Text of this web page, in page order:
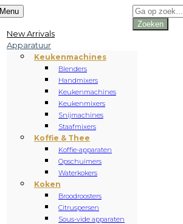
Menu
New Arrivals
Apparatuur
Keukenmachines
Blenders
Handmixers
Keukenmachines
Keukenmixers
Snijmachines
Staafmixers
Koffie & Thee
Koffie-apparaten
Opschuimers
Waterkokers
Koken
Broodroosters
Citruspersen
Sous-vide apparaten
Producten
zoeken
Zoeken